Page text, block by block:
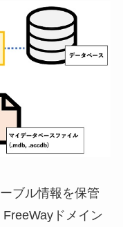
ブル情報を保管
ドメイン